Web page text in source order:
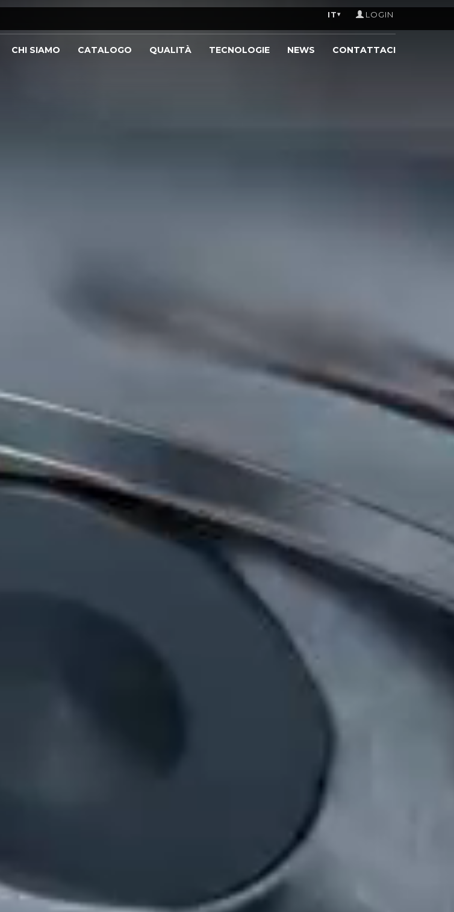
IT▾ LOGIN
CHI SIAMO CATALOGO QUALITÀ TECNOLOGIE NEWS CONTATTACI